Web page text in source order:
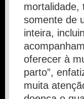
mortalidade,
somente de
inteira,
oferecer à
parto”,
muita